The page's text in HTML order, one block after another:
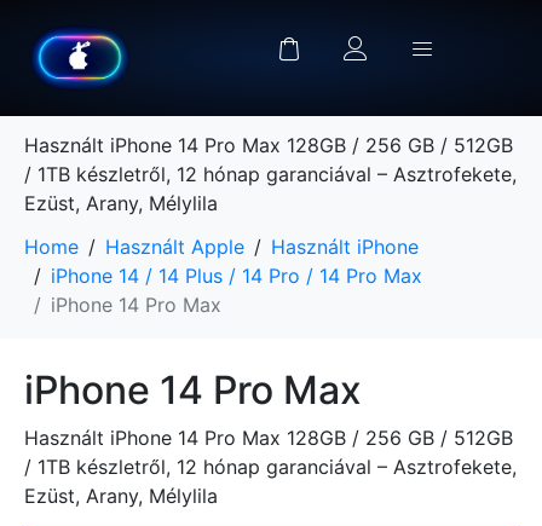
Használt iPhone 14 Pro Max 128GB / 256 GB / 512GB
/ 1TB készletről, 12 hónap garanciával – Asztrofekete,
Ezüst, Arany, Mélylila
Home
Használt Apple
Használt iPhone
iPhone 14 / 14 Plus / 14 Pro / 14 Pro Max
iPhone 14 Pro Max
iPhone 14 Pro Max
Használt iPhone 14 Pro Max 128GB / 256 GB / 512GB
/ 1TB készletről, 12 hónap garanciával – Asztrofekete,
Ezüst, Arany, Mélylila